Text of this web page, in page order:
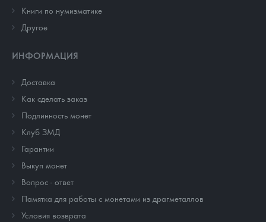
Книги по нумизматике
Другое
ИНФОРМАЦИЯ
Доставка
Как сделать заказ
Подлинность монет
Клуб ЗМД
Гарантии
Выкуп монет
Вопрос - ответ
Памятка для работы с монетами из драгметаллов
Условия возврата